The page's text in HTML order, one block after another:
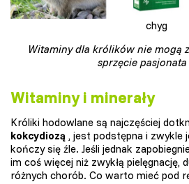
chyg
Witaminy dla królików nie mogą
sprzęcie pasjonata
Witaminy i minerały
Króliki hodowlane są najczęściej
kokcydiozą , jest podstępna i zwykle
kończy się źle. Jeśli jednak
im coś więcej niż zwykłą pielęgnację,
różnych chorób. Co warto mieć pod